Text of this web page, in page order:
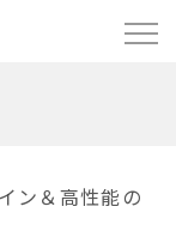
ン＆高性能の